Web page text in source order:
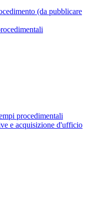
(da pubblicare
procedimentali
e acquisizione d'ufficio